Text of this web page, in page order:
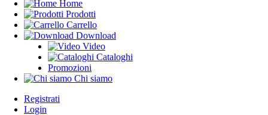
Home
Prodotti
Carrello
Download
Video
Cataloghi
Promozioni
Chi siamo
Registrati
Login